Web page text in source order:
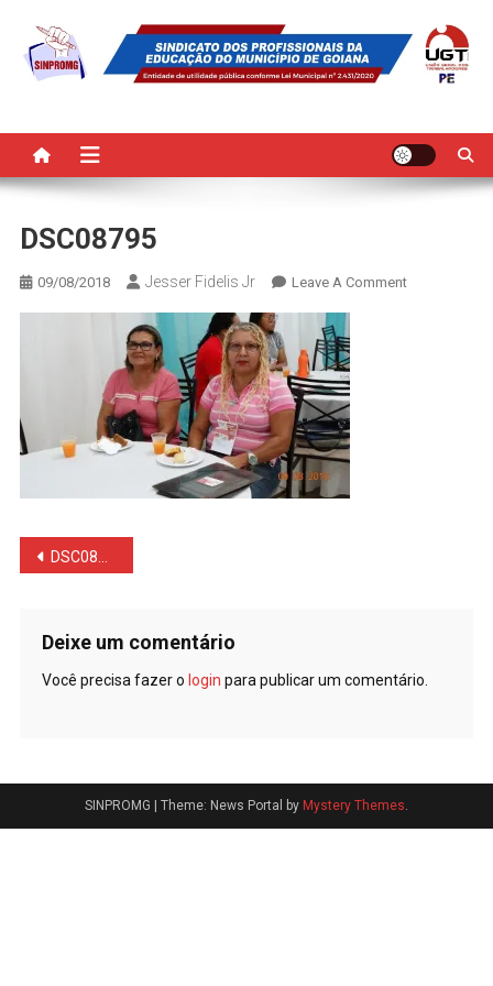
content
DSC08795
09/08/2018 Jesser Fidelis Jr Leave A CommentOn
Navegação
Post
DSC08795
Deixe um comentário
Você precisa fazer o login para publicar um comentário.
SINPROMG Theme: News Portal by Mystery Themes.